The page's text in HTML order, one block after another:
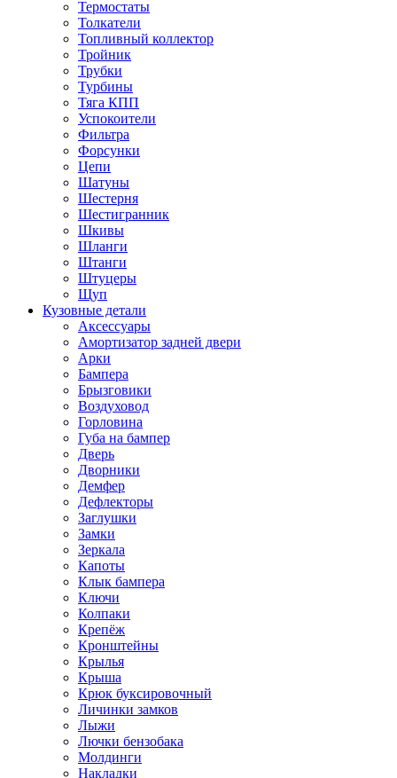
Термостаты
Толкатели
Топливный коллектор
Тройник
Трубки
Турбины
Тяга КПП
Успокоители
Фильтра
Форсунки
Цепи
Шатуны
Шестерня
Шестигранник
Шкивы
Шланги
Штанги
Штуцеры
Щуп
Кузовные детали
Аксессуары
Амортизатор задней двери
Арки
Бампера
Брызговики
Воздуховод
Горловина
Губа на бампер
Дверь
Дворники
Демфер
Дефлекторы
Заглушки
Замки
Зеркала
Капоты
Клык бампера
Ключи
Колпаки
Крепёж
Кронштейны
Крылья
Крыша
Крюк буксировочный
Личинки замков
Лыжи
Лючки бензобака
Молдинги
Накладки